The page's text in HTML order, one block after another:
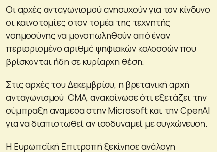
Οι αρχές ανταγωνισμού ανησυχούν για τον κίνδυνο
οι καινοτομίες στον τομέα της τεχνητής
νοημοσύνης να μονοπωληθούν από έναν
περιορισμένο αριθμό ψηφιακών κολοσσών που
βρίσκονται ήδη σε κυρίαρχη θέση.
Στις αρχές του Δεκεμβρίου, η βρετανική αρχή
ανταγωνισμού CMA, ανακοίνωσε ότι εξετάζει την
σύμπραξη ανάμεσα στην Microsoft και την OpenAI
για να διαπιστωθεί αν ισοδυναμεί με συγχώνευση.
Η Ευρωπαϊκή Επιτροπή ξεκίνησε ανάλογη